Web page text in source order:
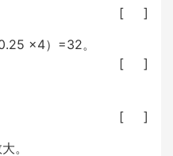
[ ]
×4）=32。
[ ]
[ ]
。